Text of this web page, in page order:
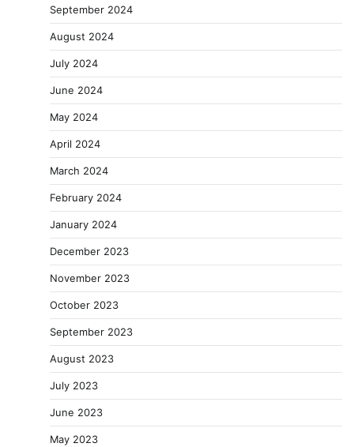
September 2024
August 2024
July 2024
June 2024
May 2024
April 2024
March 2024
February 2024
January 2024
December 2023
November 2023
October 2023
September 2023
August 2023
July 2023
June 2023
May 2023